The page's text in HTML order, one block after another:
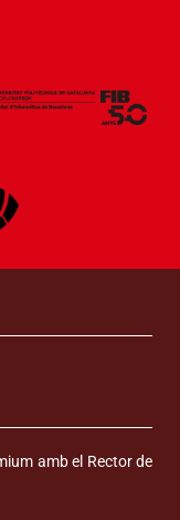
amb el Rector de